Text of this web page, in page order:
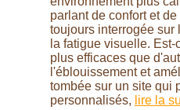
parlant de confort et
toujours interrogée sur
la fatigue visuelle.
plus efficaces que
l'éblouissement et
tombée sur un site qui
personnalisés, lire la